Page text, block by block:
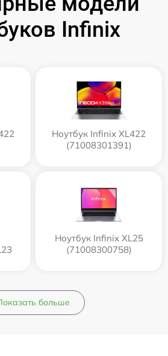
Infinix
Ноутбук Infinix XL422
(71008301391)
Ноутбук Infinix XL25
(71008300758)
больше